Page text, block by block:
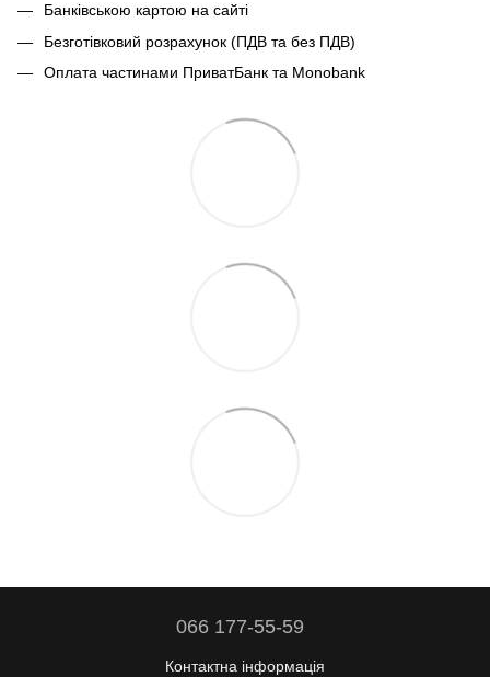
Банківською картою на сайті
Безготівковий розрахунок (ПДВ та без ПДВ)
Оплата частинами ПриватБанк та Monobank
066 177-55-59
Контактна інформація